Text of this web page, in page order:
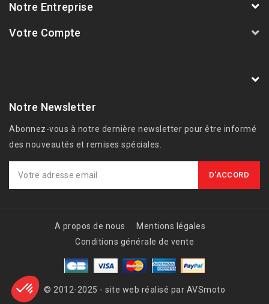
Notre Entreprise
Votre Compte
Notre Newsletter
Abonnez-vous à notre dernière newsletter pour être informé
des nouveautés et remises spéciales.
A propos de nous
Mentions légales
Conditions générale de vente
© 2012-2025 - site web réalisé par AVSmoto